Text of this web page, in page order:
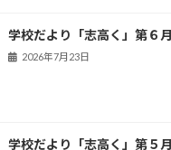
学校だより「志高く」第６
2026年7月23日
学校だより「志高く」第５